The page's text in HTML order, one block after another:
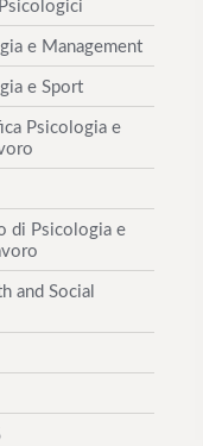
e Management
e Sport
Psicologia e
di Psicologia e
and Social